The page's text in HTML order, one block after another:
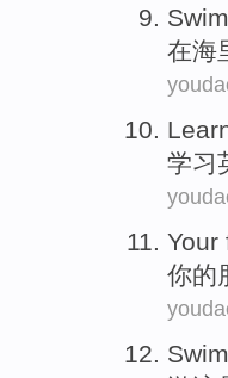
在海
学习
Your
你的